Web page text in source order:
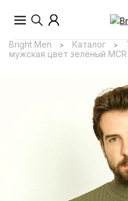
Bright Men > Каталог >
мужская цвет зелёный MCR